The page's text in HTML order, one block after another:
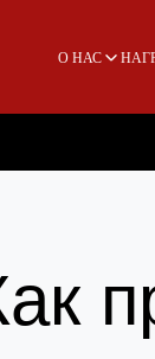
О НАС